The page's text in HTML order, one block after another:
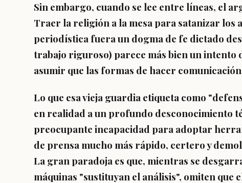
Sin embargo, cuando se lee entre líneas, el
Traer la religión a la mesa para satanizar los
periodística fuera un dogma de fe dictado
trabajo riguroso) parece más bien un intento
asumir que las formas de hacer
Lo que esa vieja guardia etiqueta como
en realidad a un profundo desconocimiento
preocupante incapacidad para adoptar
de prensa mucho más rápido, certero y
La gran paradoja es que, mientras se
máquinas "sustituyan el análisis", omiten que